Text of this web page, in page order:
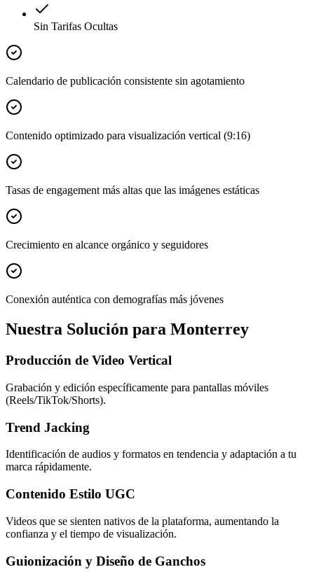
Sin Tarifas Ocultas
Calendario de publicación consistente sin agotamiento
Contenido optimizado para visualización vertical (9:16)
Tasas de engagement más altas que las imágenes estáticas
Crecimiento en alcance orgánico y seguidores
Conexión auténtica con demografías más jóvenes
Nuestra Solución para Monterrey
Producción de Video Vertical
Grabación y edición específicamente para pantallas móviles
(Reels/TikTok/Shorts).
Trend Jacking
Identificación de audios y formatos en tendencia y adaptación a tu
marca rápidamente.
Contenido Estilo UGC
Videos que se sienten nativos de la plataforma, aumentando la
confianza y el tiempo de visualización.
Guionización y Diseño de Ganchos